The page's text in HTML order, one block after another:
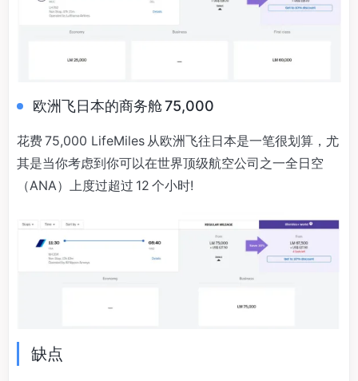
欧洲飞日本的商务舱 75,000
花费 75,000 LifeMiles 从欧洲飞往日本是一笔很划算，尤
其是当你考虑到你可以在世界顶级航空公司之一全日空
（ANA）上度过超过 12 个小时!
缺点